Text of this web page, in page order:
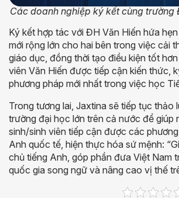
Các doanh nghiệp ký kết cùng trường
Ký kết hợp tác với ĐH Văn Hiến hứa
mới rộng lớn cho hai bên trong việc cải
giáo dục, đồng thời tạo điều kiện tốt
viên Văn Hiến được tiếp cận kiến thức,
phương pháp mới nhất trong việc học
Trong tương lai, Jaxtina sẽ tiếp tục thảo
trường đại học lớn trên cả nước để giúp
sinh/sinh viên tiếp cận được các
Anh quốc tế, hiện thực hóa sứ mệnh:
chủ tiếng Anh, góp phần đưa Việt Nam
quốc gia song ngữ và nâng cao vị thế